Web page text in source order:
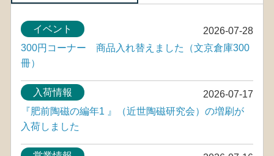
2026-07-28
イベント
300円コーナー 商品入れ替えました（文京倉庫300
冊）
2026-07-17
入荷情報
『肥前陶磁の編年1 』（近世陶磁研究会）の増刷が
入荷しました